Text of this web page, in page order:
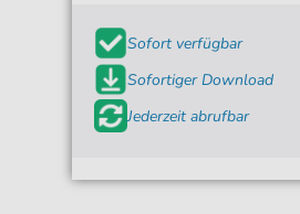
Sofort verfügbar
Sofortiger Download
Jederzeit abrufbar